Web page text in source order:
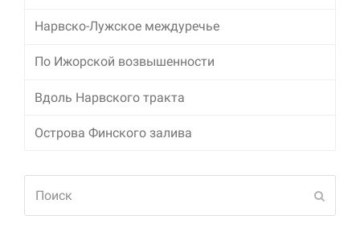
Нарвско-Лужское междуречье
По Ижорской возвышенности
Вдоль Нарвского тракта
Острова Финского залива